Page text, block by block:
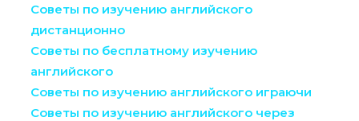
Советы по изучению английского
дистанционно
Советы по бесплатному изучению
английского
Советы по изучению английского играючи
Советы по изучению английского через